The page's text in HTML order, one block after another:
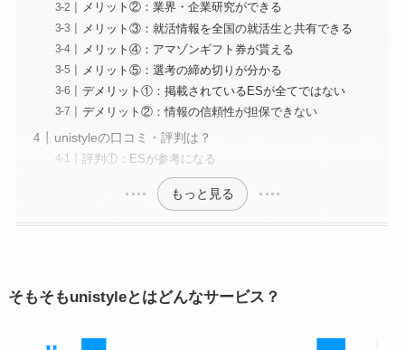
メリット②：業界・企業研究ができる
メリット③：就活情報を全国の就活生と共有できる
メリット④：アマゾンギフト券が貰える
メリット⑤：選考の締め切りが分かる
デメリット①：掲載されているESが全てではない
デメリット②：情報の信頼性が担保できない
unistyleの口コミ・評判は？
評判①：ESが参考になる
もっと見る
そもそもunistyleとはどんなサービス？